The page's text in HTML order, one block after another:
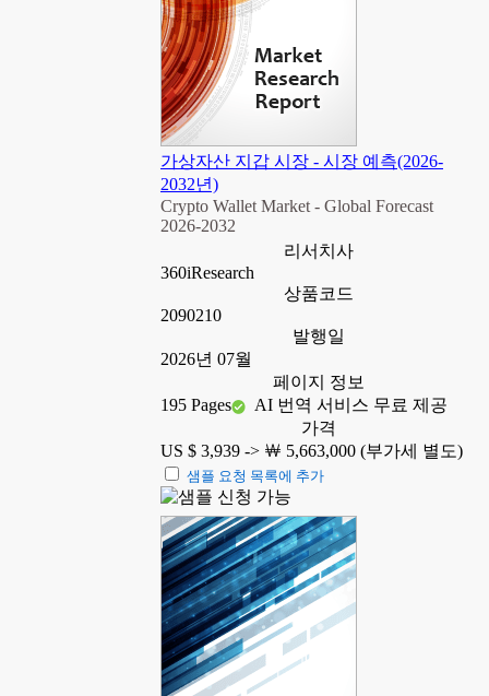
가상자산 지갑 시장 - 시장 예측(2026-
2032년)
Crypto Wallet Market - Global Forecast
2026-2032
리서치사
360iResearch
상품코드
2090210
발행일
2026년 07월
페이지 정보
195 Pages
AI 번역 서비스 무료 제공
가격
US $ 3,939 -> ￦ 5,663,000 (부가세 별도)
샘플 요청 목록에 추가